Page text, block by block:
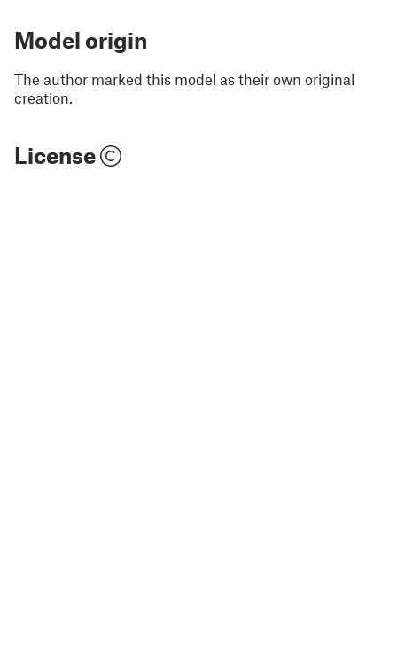
Model origin
The author marked this model as their own original
creation.
License